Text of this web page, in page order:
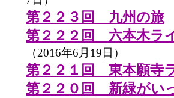
第２２３回 九州の旅
第２２２回 六本木
（2016年6月19日）
第２２１回 東本願寺
第２２０回 新緑がい